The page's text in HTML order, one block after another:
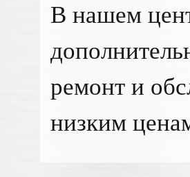
В нашем
ремонт и
низким